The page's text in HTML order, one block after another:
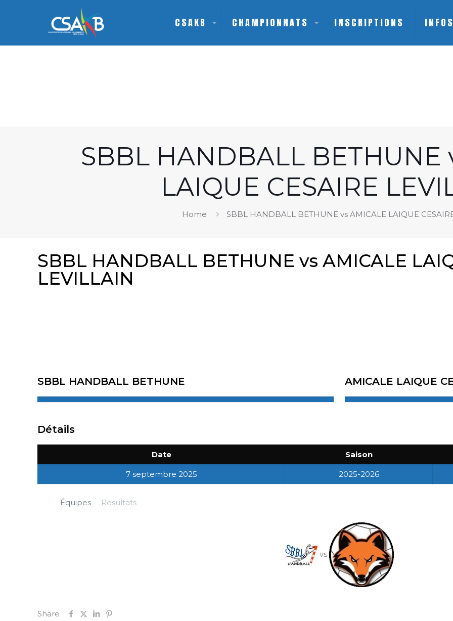
CSAKB CHAMPIONNATS INSCRIPTIONS
SBBL HANDBALL BETHUNE
LAIQUE CESAIRE
Home SBBL HANDBALL BETHUNE vs AMICALE LAIQUE
SBBL HANDBALL BETHUNE vs AMICALE
LEVILLAIN
SBBL HANDBALL BETHUNE AMICALE LAIQUE
Détails
Date Saison
7 septembre 2025 2025-2026
Équipes Résultats
vs
Share